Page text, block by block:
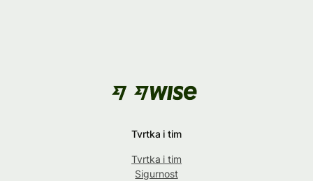
Tvrtka i tim
Tvrtka i tim
Sigurnost